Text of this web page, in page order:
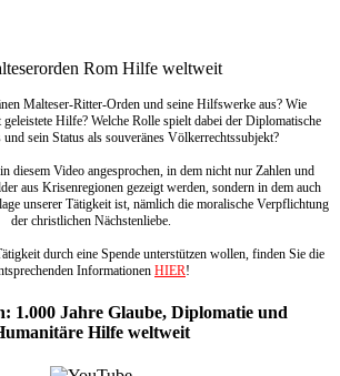
Malteser-Ritter-Orden und seine Hilfswerke aus? Wie
Hilfe? Welche Rolle spielt dabei der Diplomatische
sein Status als souveränes Völkerrechtssubjekt?
diesem Video angesprochen, in dem nicht nur Zahlen und
aus Krisenregionen gezeigt werden, sondern in dem auch
unserer Tätigkeit ist, nämlich die moralische Verpflichtung
der christlichen Nächstenliebe.
durch eine Spende unterstützen wollen, finden Sie die
Informationen HIER!
1.000 Jahre Glaube, Diplomatie und
Hilfe weltweit